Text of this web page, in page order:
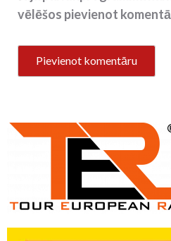
vēlēšos pievienot